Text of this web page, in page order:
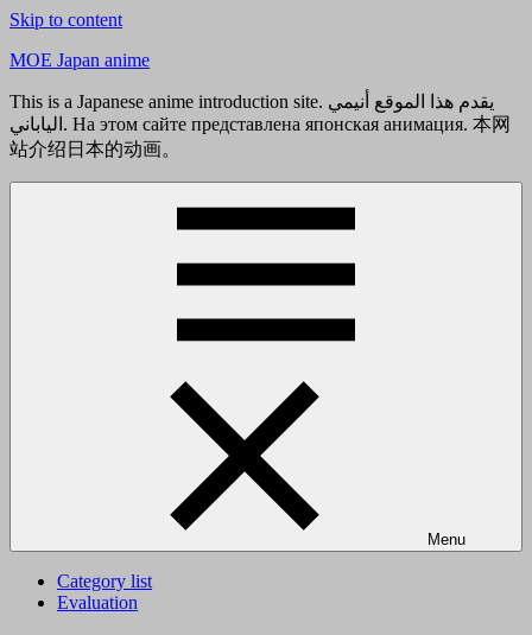
Skip to content
MOE Japan anime
This is a Japanese anime introduction site. يقدم هذا الموقع أنيمي
الياباني. На этом сайте представлена японская анимация. 本网
站介绍日本的动画。
Menu
Category list
Evaluation